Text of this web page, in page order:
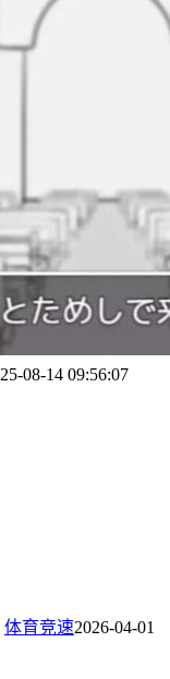
08-14 09:56:07
体育竞速2026-04-01